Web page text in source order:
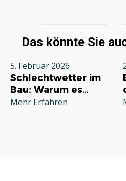
Das könnte Sie
5. Februar 2026
Schlechtwetter im
Bau: Warum es
jeden Betrieb
Mehr Erfahren